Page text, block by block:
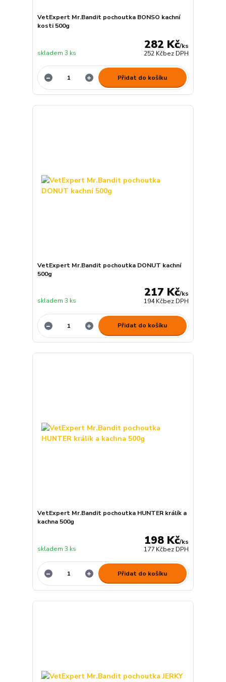
VetExpert Mr.Bandit pochoutka BONSO kachní
kosti 500g
282 Kč/ks
252 Kčbez DPH
skladem 3 ks
Přidat do košíku
VetExpert Mr.Bandit pochoutka DONUT kachní
500g
217 Kč/ks
194 Kčbez DPH
skladem 3 ks
Přidat do košíku
VetExpert Mr.Bandit pochoutka HUNTER králík a
kachna 500g
198 Kč/ks
177 Kčbez DPH
skladem 3 ks
Přidat do košíku